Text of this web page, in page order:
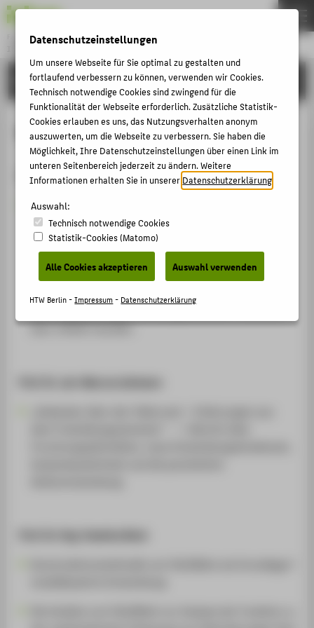
Fachbereich 2
INGENIEURWISSENSCHAFTEN - TECHNIK UND LEBEN
Menu
FORSCHUNG
Mai 2017
Prof. Dr. habil. Michael May
berichtet über ausgewählte Aspekte der
Digitalisierung im FM, die er im Rahmen seines
Forschungssemesters untersucht hat. Hierzu zählen
u.a. CAFM/IWMS, BIM, IoT, AR, IT-Integration.
Ebenfalls vorgestellt werden diverse Publikationen,
Studien, Projektinitiativen und das CAFM Future Lab,
bzw. initiiert wurden.
THEMEN
STUDIUM
LEHREN
FORSCHUNG
SERVICE
FÜR ALLE
FÜR STUDIERENDE
Datenschutzeinstellungen
Um unsere Webseite für Sie optimal zu gestalten und
fortlaufend verbessern zu können, verwenden wir Cookies.
Technisch notwendige Cookies sind zwingend für die
Funktionalität der Webseite erforderlich. Zusätzliche Statistik-
Cookies erlauben es uns, das Nutzungsverhalten anonym
auszuwerten, um die Webseite zu verbessern. Sie haben die
Möglichkeit, Ihre Datenschutzeinstellungen über einen Link im
unteren Seitenbereich jederzeit zu ändern. Weitere
Informationen erhalten Sie in unsererDatenschutzerklärung
Auswahl:
Technisch notwendige Cookies
Statistik-Cookies (Matomo)
Alle Cookies akzeptieren Auswahl verwenden
HTW Berlin -Impressum- Datenschutzerklärung